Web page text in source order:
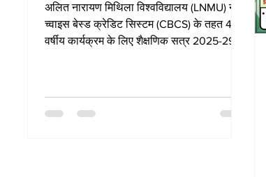
अलित नारायण मिथिला विश्वविद्यालय (LNMU) ने
च्वाइस बेस्ड क्रेडिट सिस्टम (CBCS) के तहत 4
वर्षीय कार्यक्रम के लिए शैक्षणिक सत्र 2025-29